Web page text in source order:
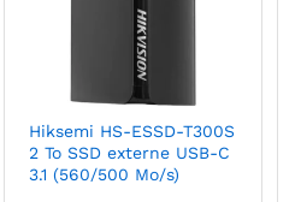
Hiksemi HS-ESSD-T300S
2 To SSD externe USB-C
3.1 (560/500 Mo/s)